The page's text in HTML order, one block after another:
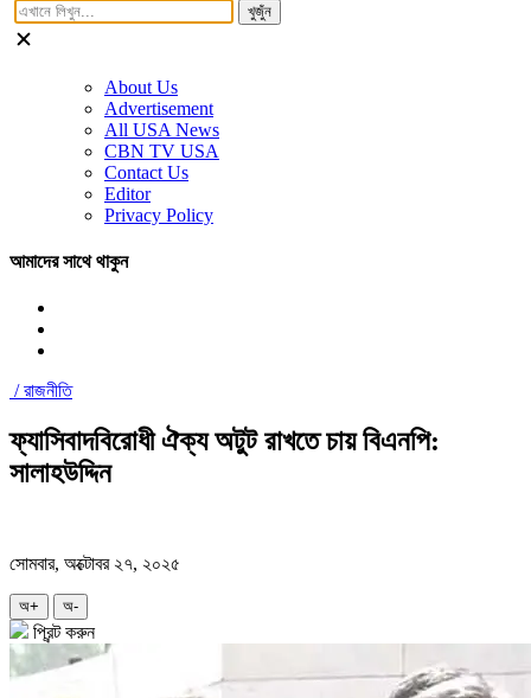
খুজুঁন
About Us
Advertisement
All USA News
CBN TV USA
Contact Us
Editor
Privacy Policy
আমাদের সাথে থাকুন
/রাজনীতি
ফ্যাসিবাদবিরোধী ঐক্য অটুট রাখতে চায় বিএনপি:
সালাহউদ্দিন
সোমবার, অক্টোবর ২৭, ২০২৫
অ+ অ-
প্রিন্ট করুন